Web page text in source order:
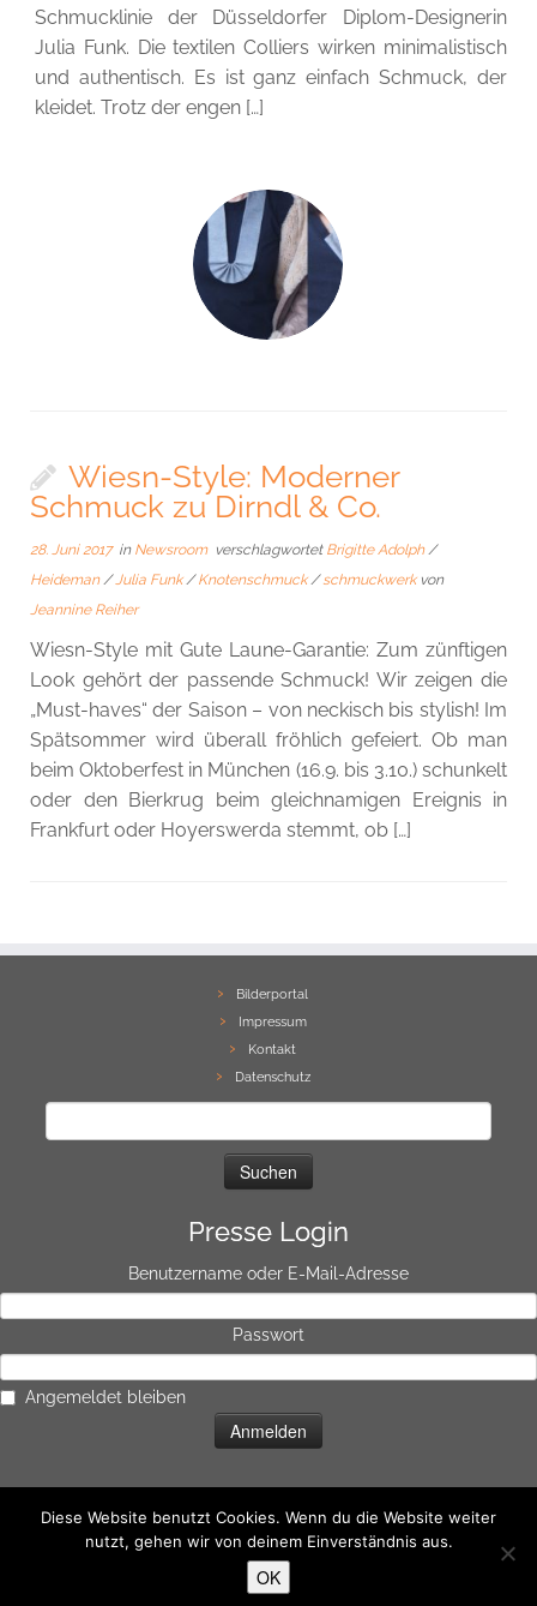
Schmucklinie der Düsseldorfer Diplom-Designerin
Julia Funk. Die textilen Colliers wirken minimalistisch
und authentisch. Es ist ganz einfach Schmuck, der
kleidet. Trotz der engen […]
Wiesn-Style: Moderner
Schmuck zu Dirndl & Co.
28. Juni 2017in Newsroom verschlagwortet Brigitte Adolph/
Heideman/Julia Funk/Knotenschmuck/schmuckwerk von
Jeannine Reiher
Wiesn-Style mit Gute Laune-Garantie: Zum zünftigen
Look gehört der passende Schmuck! Wir zeigen die
„Must-haves“ der Saison – von neckisch bis stylish! Im
Spätsommer wird überall fröhlich gefeiert. Ob man
beim Oktoberfest in München (16.9. bis 3.10.) schunkelt
oder den Bierkrug beim gleichnamigen Ereignis in
Frankfurt oder Hoyerswerda stemmt, ob […]
Bilderportal
Impressum
Kontakt
Datenschutz
Presse Login
Benutzername oder E-Mail-Adresse
Passwort
Angemeldet bleiben
Präsentiert von ·Entworfen mit dem
Customizr-Theme
·
Diese Website benutzt Cookies. Wenn du die Website weiter
nutzt, gehen wir von deinem Einverständnis aus.
OK